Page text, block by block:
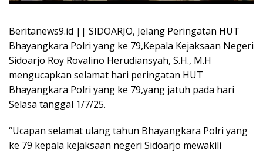
Beritanews9.id || SIDOARJO, Jelang Peringatan HUT
Bhayangkara Polri yang ke 79,Kepala Kejaksaan Negeri
Sidoarjo Roy Rovalino Herudiansyah, S.H., M.H
mengucapkan selamat hari peringatan HUT
Bhayangkara Polri yang ke 79,yang jatuh pada hari
Selasa tanggal 1/7/25.
“Ucapan selamat ulang tahun Bhayangkara Polri yang
ke 79 kepala kejaksaan negeri Sidoarjo mewakili